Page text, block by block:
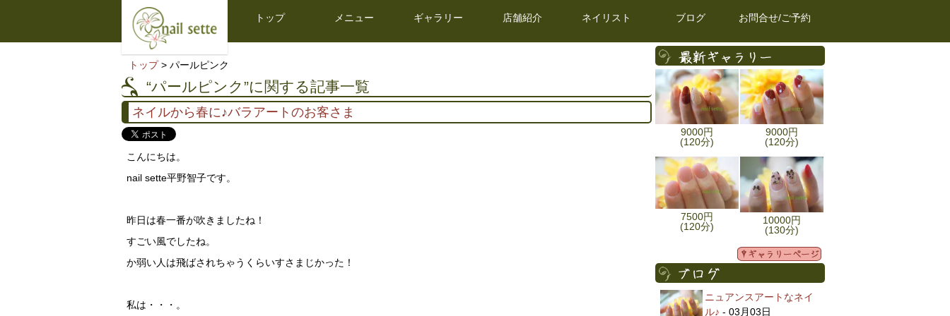
トップ メニュー ギャラリー 店舗紹介 ネイリスト ブログ お問合せ/ご予約
トップ> パールピンク
“パールピンク”に関する記事一覧
ネイルから春に♪バラアートのお客さま
こんにちは。
nail sette平野智子です。
昨日は春一番が吹きましたね！
すごい風でしたね。
か弱い人は飛ばされちゃうくらいすさまじかった！
私は・・・。
9000円
(120分)
9000円
(120分)
7500円
(120分)
10000円
(130分)
ニュアンスアートなネイ
ル♪ - 03月03日